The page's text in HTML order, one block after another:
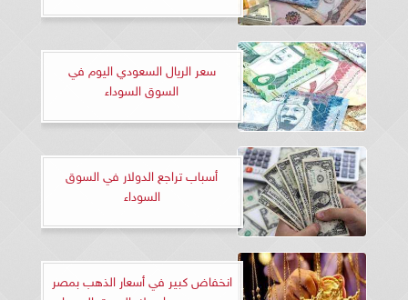
سعر الريال السعودي اليوم في
السوق السوداء
أسباب تراجع الدولار في السوق
السوداء
انخفاض كبير في أسعار الذهب بمصر